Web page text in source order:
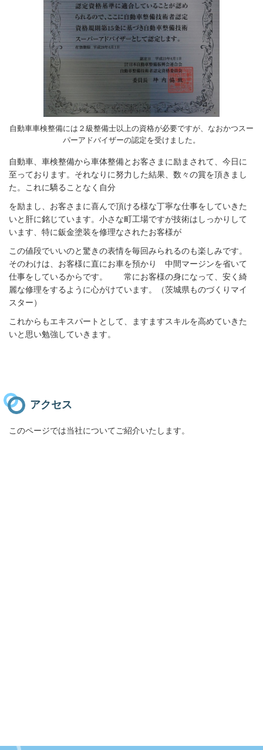
自動車車検整備には２級整備士以上の資格が必要ですが、なおかつスー
パーアドバイザーの認定を受けました。
自動車、車検整備から車体整備とお客さまに励まされて、今日に
至っております。それなりに努力した結果、数々の賞を頂きまし
た。これに驕ることなく自分
を励まし、お客さまに喜んで頂ける様な丁寧な仕事をしていきた
いと肝に銘じています。小さな町工場ですが技術はしっかりして
います、特に鈑金塗装を修理なされたお客様が
この値段でいいのと驚きの表情を毎回みられるのも楽しみです。
そのわけは、お客様に直にお車を預かり 中間マージンを省いて
仕事をしているからです。 常にお客様の身になって、安く綺
麗な修理をするように心がけています。（茨城県ものづくりマイ
スター）
これからもエキスパートとして、ますますスキルを高めていきた
いと思い勉強していきます。
アクセス
このページでは当社についてご紹介いたします。